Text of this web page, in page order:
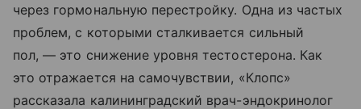
через гормональную перестройку. Одна из частых
проблем, с которыми сталкивается сильный
пол, — это снижение уровня тестостерона. Как
это отражается на самочувствии, «Клопс»
рассказала калининградский врач-эндокринолог